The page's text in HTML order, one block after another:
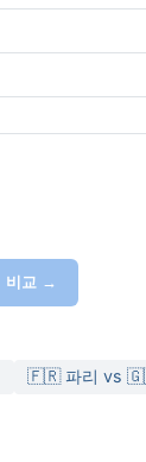
비교 →
🇫🇷 파리 vs